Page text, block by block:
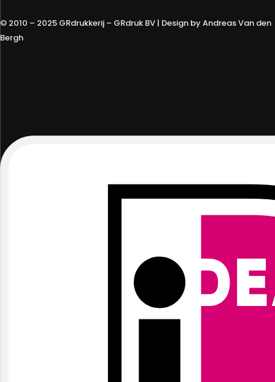
© 2010 – 2025 GRdrukkerij – GRdruk BV | Design by Andreas Van den
Bergh